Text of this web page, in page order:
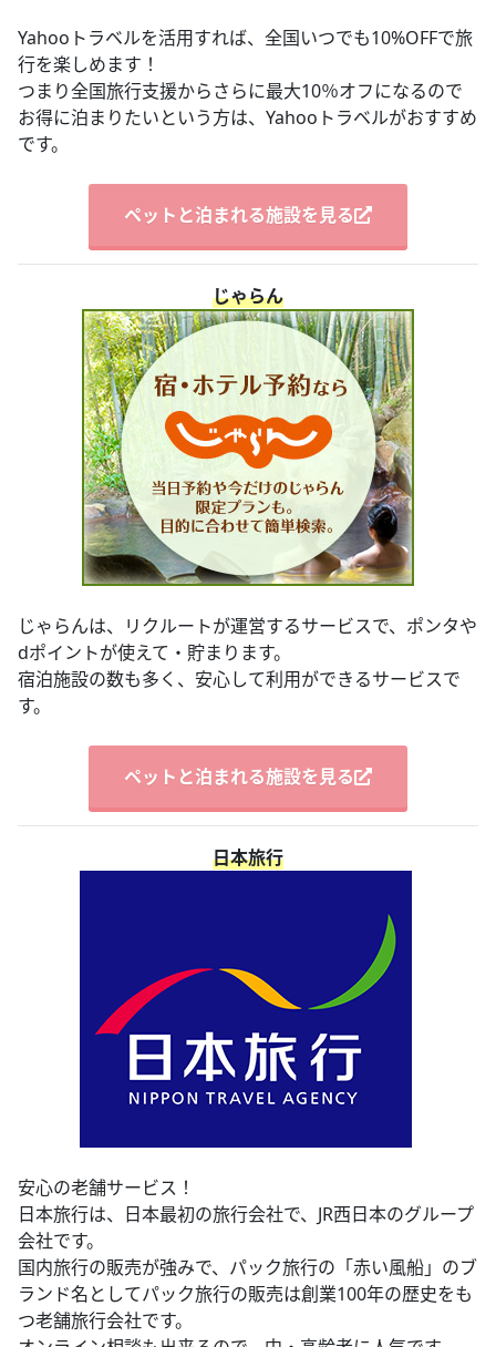
Yahooトラベルを活用すれば、全国いつでも10%OFFで旅
行を楽しめます！
つまり全国旅行支援からさらに最大10％オフになるので
お得に泊まりたいという方は、Yahooトラベルがおすすめ
です。
ペットと泊まれる施設を見る
じゃらん
じゃらんは、リクルートが運営するサービスで、ポンタや
dポイントが使えて・貯まります。
宿泊施設の数も多く、安心して利用ができるサービスで
す。
ペットと泊まれる施設を見る
日本旅行
安心の老舗サービス！
日本旅行は、日本最初の旅行会社で、JR西日本のグループ
会社です。
国内旅行の販売が強みで、パック旅行の「赤い風船」のブ
ランド名としてパック旅行の販売は創業100年の歴史をも
つ老舗旅行会社です。